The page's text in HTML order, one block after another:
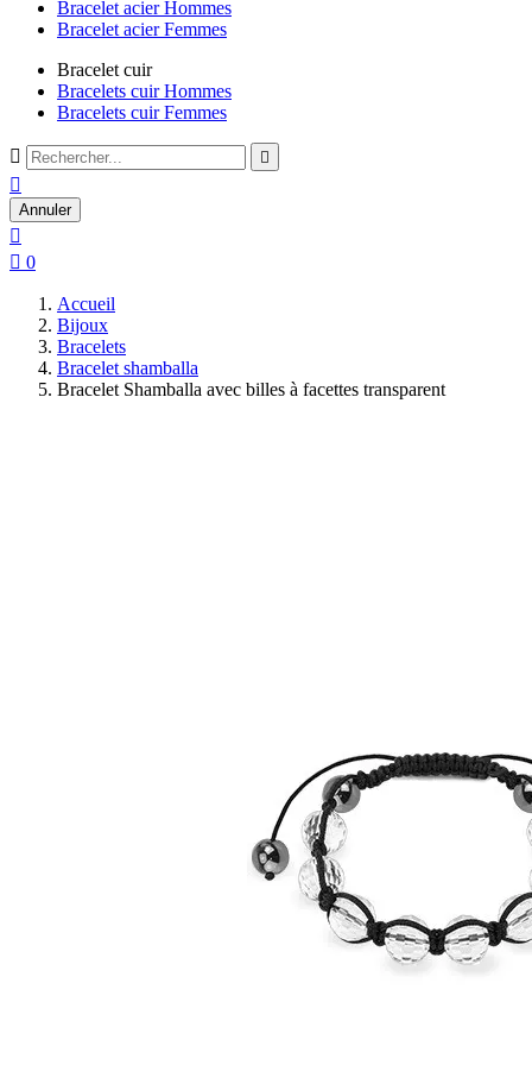
Bracelet acier Hommes
Bracelet acier Femmes
Bracelet cuir
Bracelets cuir Hommes
Bracelets cuir Femmes
 

Annuler

 0
Accueil
Bijoux
Bracelets
Bracelet shamballa
Bracelet Shamballa avec billes à facettes transparent